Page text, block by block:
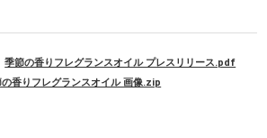
季節の香りフレグランスオイル プレスリリース.pdf
の香りフレグランスオイル 画像.zip